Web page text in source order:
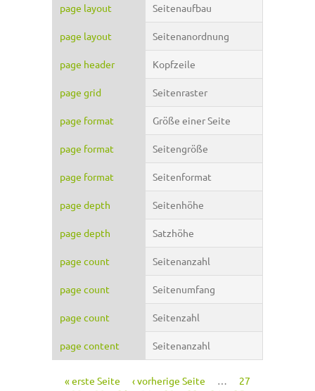
page layout Seitenaufbau
page layout Seitenanordnung
page header Kopfzeile
page grid Seitenraster
page format Größe einer Seite
page format Seitengröße
page format Seitenformat
page depth Seitenhöhe
page depth Satzhöhe
page count Seitenanzahl
page count Seitenumfang
page count Seitenzahl
page content Seitenanzahl
« erste Seite ‹ vorherige Seite …
27